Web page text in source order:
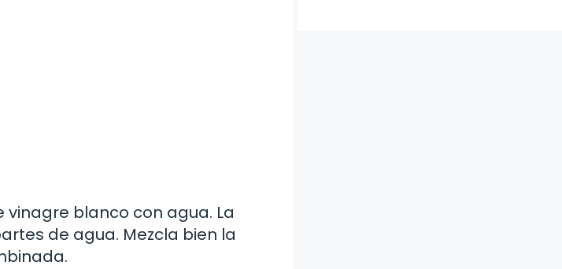
blanco con agua. La
de agua. Mezcla bien la